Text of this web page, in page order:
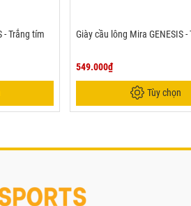
- Trắng tím Giày cầu lông Mira GENESIS
549.000₫
Tùy chọn